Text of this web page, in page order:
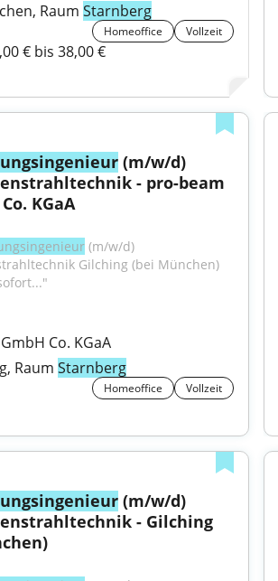
RaumStarnberg
Homeoffice Vollzeit
€ bis 38,00 €
(m/w/d)
- pro-beam
KGaA
(m/w/d)
Gilching (bei München)
Co. KGaA
RaumStarnberg
Homeoffice Vollzeit
(m/w/d)
- Gilching